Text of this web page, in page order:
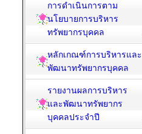
การดำเนินการตาม
นโยบายการบริหาร
ทรัพยากรบุคคล
หลักเกณฑ์การบริหารและ
พัฒนาทรัพยากรบุคคล
รายงานผลการบริหาร
และพัฒนาทรัพยากร
บุคคลประจำปี